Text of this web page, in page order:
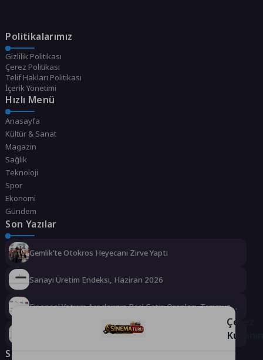
Politikalarımız
Gizlilik Politikası
Çerez Politikası
Telif Hakları Politikası
İçerik Yönetimi
Hızlı Menü
Anasayfa
Kültür & Sanat
Magazin
Sağlık
Teknoloji
Spor
Ekonomi
Gündem
Son Yazılar
Gemlik’te Otokros Heyecanı Zirve Yaptı
Sanayi Üretim Endeksi, Haziran 2026
Finansal Yatırım Araçlarının Reel Getiri Oranları, Temmuz
İnşaat Maliyet Endeksi, Haziran 2026
Sosyal Medya
Çerez